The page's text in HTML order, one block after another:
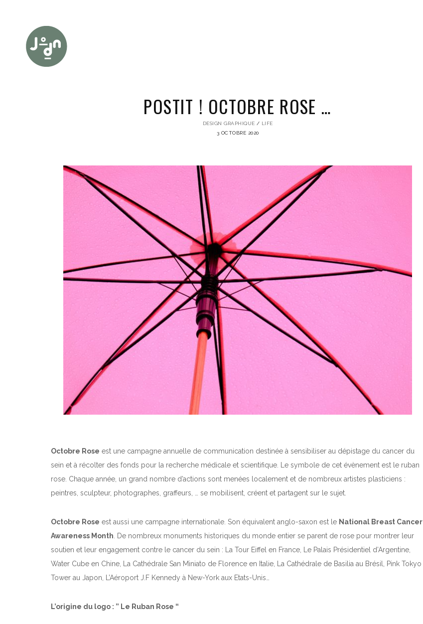
POSTIT ! OCTOBRE ROSE …
DESIGN GRAPHIQUE
LIFE
3 OCTOBRE 2020
Octobre Rose est une campagne annuelle de communication destinée à sensibiliser au dépistage du cancer du
sein et à récolter des fonds pour la recherche médicale et scientifique. Le symbole de cet évènement est le ruban
rose. Chaque année, un grand nombre d’actions sont menées localement et de nombreux artistes plasticiens :
peintres, sculpteur, photographes, graffeurs, … se mobilisent, créent et partagent sur le sujet.
Octobre Rose est aussi une campagne internationale. Son équivalent anglo-saxon est le National Breast Cancer
Awareness Month . De nombreux monuments historiques du monde entier se parent de rose pour montrer leur
soutien et leur engagement contre le cancer du sein : La Tour Eiffel en France, Le Palais Présidentiel d’Argentine,
Water Cube en Chine, La Cathédrale San Miniato de Florence en Italie, La Cathédrale de Basilia au Brésil, Pink Tokyo
Tower au Japon, L’Aéroport J.F Kennedy à New-York aux Etats-Unis…
L’origine du logo : ” Le Ruban Rose “